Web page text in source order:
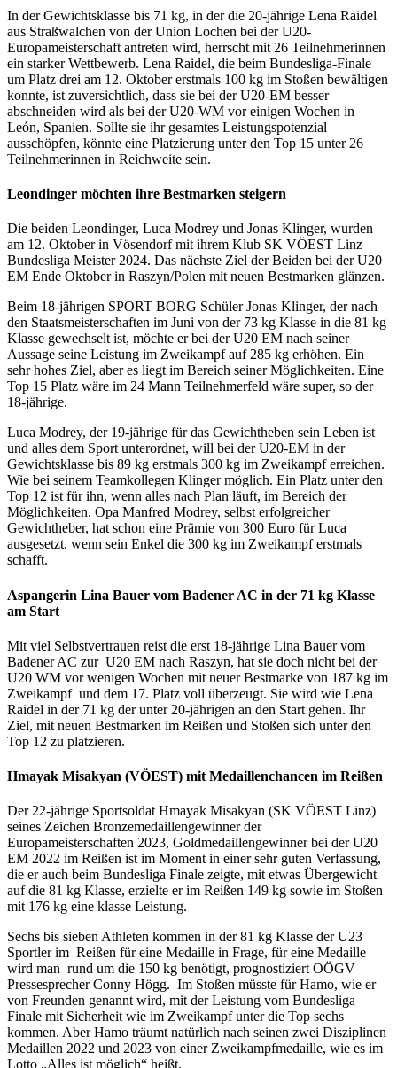
In der Gewichtsklasse bis 71 kg, in der die 20-jährige Lena Raidel
aus Straßwalchen von der Union Lochen bei der U20-
Europameisterschaft antreten wird, herrscht mit 26 Teilnehmerinnen
ein starker Wettbewerb. Lena Raidel, die beim Bundesliga-Finale
um Platz drei am 12. Oktober erstmals 100 kg im Stoßen bewältigen
konnte, ist zuversichtlich, dass sie bei der U20-EM besser
abschneiden wird als bei der U20-WM vor einigen Wochen in
León, Spanien. Sollte sie ihr gesamtes Leistungspotenzial
ausschöpfen, könnte eine Platzierung unter den Top 15 unter 26
Teilnehmerinnen in Reichweite sein.
Leondinger möchten ihre Bestmarken steigern
Die beiden Leondinger, Luca Modrey und Jonas Klinger, wurden
am 12. Oktober in Vösendorf mit ihrem Klub SK VÖEST Linz
Bundesliga Meister 2024. Das nächste Ziel der Beiden bei der U20
EM Ende Oktober in Raszyn/Polen mit neuen Bestmarken glänzen.
Beim 18-jährigen SPORT BORG Schüler Jonas Klinger, der nach
den Staatsmeisterschaften im Juni von der 73 kg Klasse in die 81 kg
Klasse gewechselt ist, möchte er bei der U20 EM nach seiner
Aussage seine Leistung im Zweikampf auf 285 kg erhöhen. Ein
sehr hohes Ziel, aber es liegt im Bereich seiner Möglichkeiten. Eine
Top 15 Platz wäre im 24 Mann Teilnehmerfeld wäre super, so der
18-jährige.
Luca Modrey, der 19-jährige für das Gewichtheben sein Leben ist
und alles dem Sport unterordnet, will bei der U20-EM in der
Gewichtsklasse bis 89 kg erstmals 300 kg im Zweikampf erreichen.
Wie bei seinem Teamkollegen Klinger möglich. Ein Platz unter den
Top 12 ist für ihn, wenn alles nach Plan läuft, im Bereich der
Möglichkeiten. Opa Manfred Modrey, selbst erfolgreicher
Gewichtheber, hat schon eine Prämie von 300 Euro für Luca
ausgesetzt, wenn sein Enkel die 300 kg im Zweikampf erstmals
schafft.
Aspangerin Lina Bauer vom Badener AC in der 71 kg Klasse
am Start
Mit viel Selbstvertrauen reist die erst 18-jährige Lina Bauer vom
Badener AC zur U20 EM nach Raszyn, hat sie doch nicht bei der
U20 WM vor wenigen Wochen mit neuer Bestmarke von 187 kg im
Zweikampf und dem 17. Platz voll überzeugt. Sie wird wie Lena
Raidel in der 71 kg der unter 20-jährigen an den Start gehen. Ihr
Ziel, mit neuen Bestmarken im Reißen und Stoßen sich unter den
Top 12 zu platzieren.
Hmayak Misakyan (VÖEST) mit Medaillenchancen im Reißen
Der 22-jährige Sportsoldat Hmayak Misakyan (SK VÖEST Linz)
seines Zeichen Bronzemedaillengewinner der
Europameisterschaften 2023, Goldmedaillengewinner bei der U20
EM 2022 im Reißen ist im Moment in einer sehr guten Verfassung,
die er auch beim Bundesliga Finale zeigte, mit etwas Übergewicht
auf die 81 kg Klasse, erzielte er im Reißen 149 kg sowie im Stoßen
mit 176 kg eine klasse Leistung.
Sechs bis sieben Athleten kommen in der 81 kg Klasse der U23
Sportler im Reißen für eine Medaille in Frage, für eine Medaille
wird man rund um die 150 kg benötigt, prognostiziert OÖGV
Pressesprecher Conny Högg. Im Stoßen müsste für Hamo, wie er
von Freunden genannt wird, mit der Leistung vom Bundesliga
Finale mit Sicherheit wie im Zweikampf unter die Top sechs
kommen. Aber Hamo träumt natürlich nach seinen zwei Disziplinen
Medaillen 2022 und 2023 von einer Zweikampfmedaille, wie es im
Lotto „Alles ist möglich“ heißt.